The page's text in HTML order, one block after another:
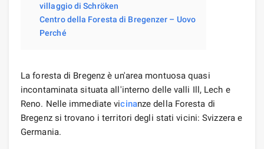
villaggio di Schröken
Centro della Foresta di Bregenzer – Uovo
Perché
La foresta di Bregenz è un'area montuosa quasi
incontaminata situata all'interno delle valli Ill, Lech e
Reno. Nelle immediate vicinanze della Foresta di
Bregenz si trovano i territori degli stati vicini: Svizzera e
Germania.